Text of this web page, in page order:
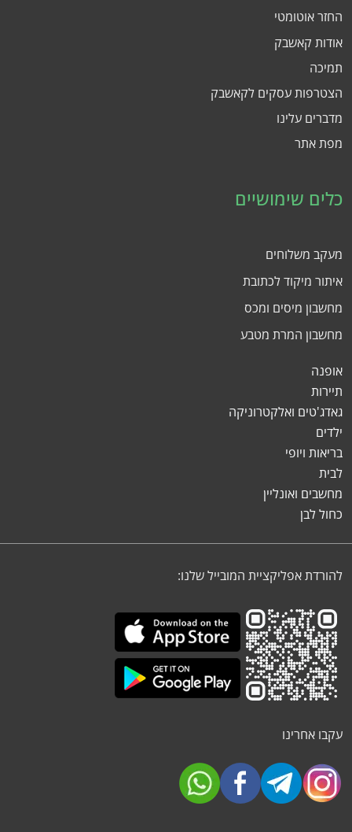
החזר אוטומטי
אודות קאשבק
תמיכה
הצטרפות עסקים לקאשבק
מדברים עלינו
מפת אתר
כלים שימושיים
מעקב משלוחים
איתור מיקוד לכתובת
מחשבון מיסים ומכס
מחשבון המרת מטבע
אופנה
תיירות
גאדג'טים ואלקטרוניקה
ילדים
בריאות ויופי
לבית
מחשבים ואונליין
כחול לבן
להורדת אפליקציית המובייל שלנו:
עקבו אחרינו